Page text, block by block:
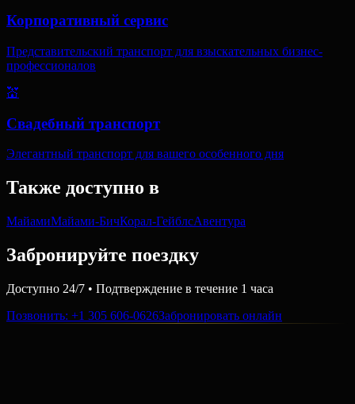
Корпоративный сервис
Представительский транспорт для взыскательных бизнес-
профессионалов
💒
Свадебный транспорт
Элегантный транспорт для вашего особенного дня
Также доступно в
МайамиМайами-БичКорал-ГейблсАвентура
Забронируйте поездку
Доступно 24/7 • Подтверждение в течение 1 часа
Позвонить: +1 305 606-0626Забронировать онлайн